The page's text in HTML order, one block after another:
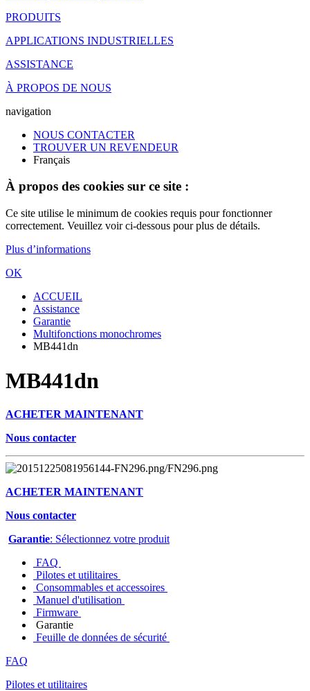
PRODUITS
APPLICATIONS INDUSTRIELLES
ASSISTANCE
À PROPOS DE NOUS
navigation
NOUS CONTACTER
TROUVER UN REVENDEUR
Français
À propos des cookies sur ce site :
Ce site utilise le minimum de cookies requis pour fonctionner
correctement. Veuillez voir ci-dessous pour plus de détails.
Plus d’informations
OK
ACCUEIL
Assistance
Garantie
Multifonctions monochromes
MB441dn
MB441dn
ACHETER MAINTENANT
Nous contacter
ACHETER MAINTENANT
Nous contacter
Garantie: Sélectionnez votre produit
FAQ
Pilotes et utilitaires
Consommables et accessoires
Manuel d'utilisation
Firmware
Garantie
Feuille de données de sécurité
FAQ
Pilotes et utilitaires